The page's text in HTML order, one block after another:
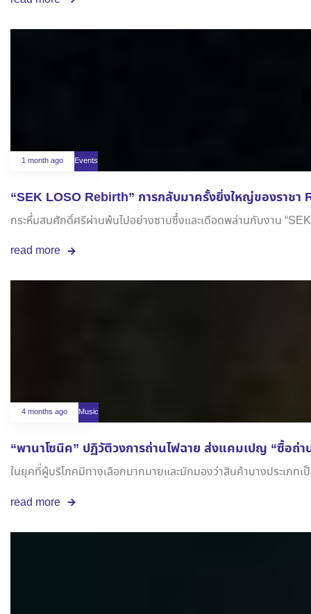
1 month ago Events
“SEK LOSO Rebirth” การกลับมาครั้งยิ่งใหญ่ของราชา
กระหึ่มสมศักดิ์ศรีผ่านพ้นไปอย่างซาบซึ้งและเดือดพล่านกับงาน
read more
4 months ago Music
“พานาโซนิค” ปฏิวัติวงการถ่านไฟฉาย ส่งแคมเปญ “ซื้อถ่
ในยุคที่ผู้บริโภคมีทางเลือกมากมายและมักมองว่าสินค้าบางประเภ
read more